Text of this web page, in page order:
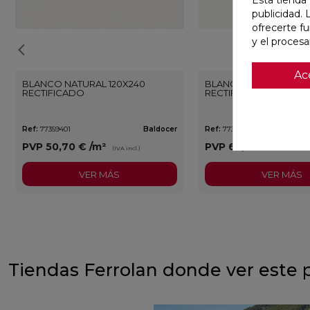
BLANCO NATURAL 120X240
RECTIFICADO
Ref: 77359401 Baldocer
PVP 50,70 € /m² (IVA incl.)
VER MÁS
BLANCO PULIDO
RECTIFICADO
Ref: 77359406
PVP 62,80 €
VER MÁS
Tiendas Ferrolan donde ver este
publicidad.
ofrecerte
y el